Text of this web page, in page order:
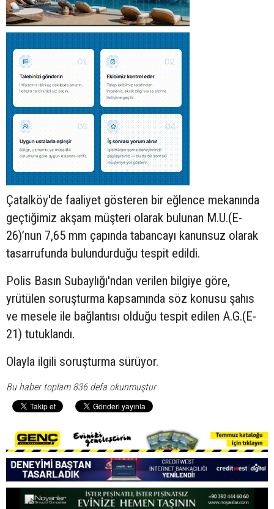
Çatalköy'de faaliyet gösteren bir eğlence mekanında
geçtiğimiz akşam müşteri olarak bulunan M.U.(E-
26)’nun 7,65 mm çapında tabancayı kanunsuz olarak
tasarrufunda bulundurduğu tespit edildi.
Polis Basın Subaylığı'ndan verilen bilgiye göre,
yrütülen soruşturma kapsamında söz konusu şahıs
ve mesele ile bağlantısı olduğu tespit edilen A.G.(E-
21) tutuklandı.
Olayla ilgili soruşturma sürüyor.
Bu haber toplam 836 defa okunmuştur